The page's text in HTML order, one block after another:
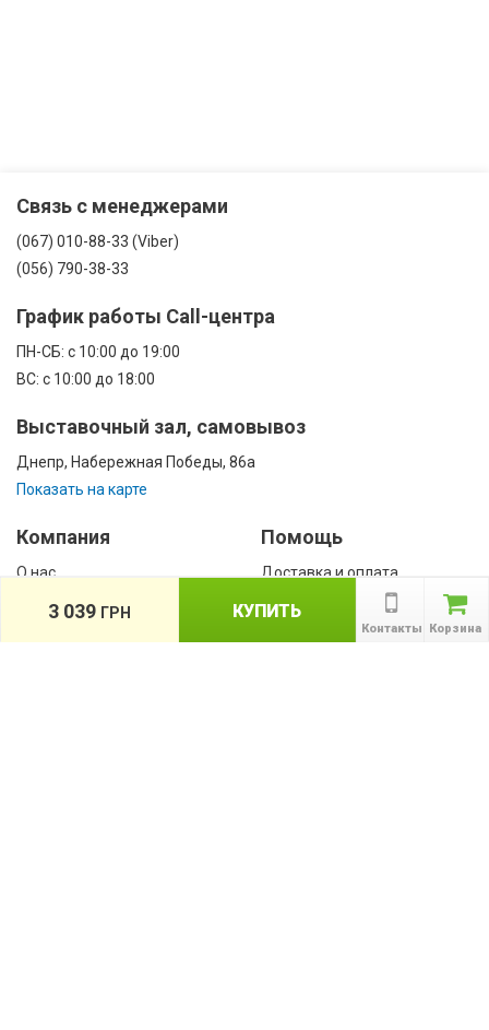
Связь с менеджерами
(067) 010-88-33 (Viber)
(056) 790-38-33
График работы Call-центра
ПН-CБ: с 10:00 до 19:00
ВС: с 10:00 до 18:00
Выставочный зал, самовывоз
Днепр, Набережная Победы, 86а
Показать на карте
Компания
О нас
Помощь
Доставка и оплата
Корзина
Контакты
КУПИТЬ
3 039 ГРН